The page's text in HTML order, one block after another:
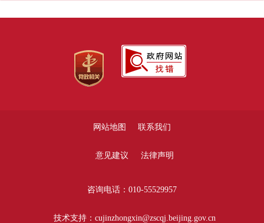
网站地图 联系我们
意见建议 法律声明
咨询电话：010-55529957
技术支持：cujinzhongxin@zscqj.beijing.gov.cn